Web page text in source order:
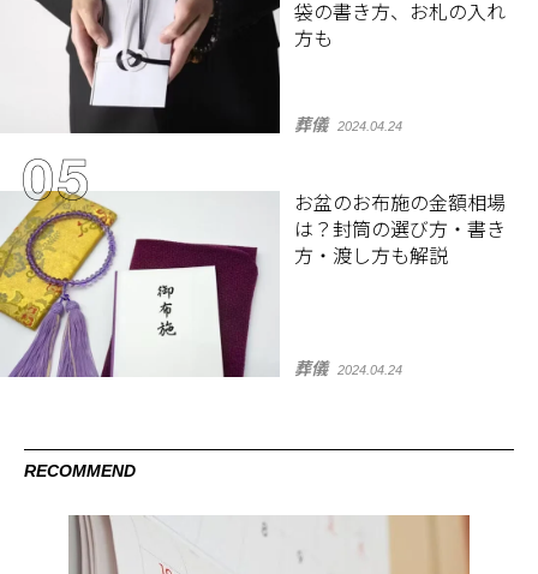
袋の書き方、お札の入れ
方も
葬儀 2024.04.24
お盆のお布施の金額相場
は？封筒の選び方・書き
方・渡し方も解説
葬儀 2024.04.24
RECOMMEND